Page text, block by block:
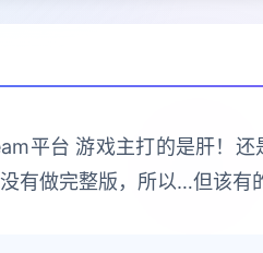
平台 游戏主打的是肝！还
有做完整版，所以…但该有